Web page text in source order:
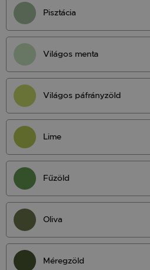
Pisztácia
Világos menta
Világos páfrányzöld
Lime
Fűzöld
Oliva
Méregzöld